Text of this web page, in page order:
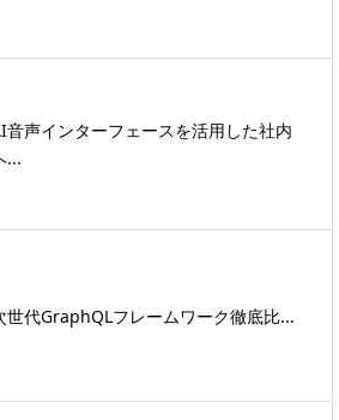
音声インターフェースを活用した社内
...
世代GraphQLフレームワーク徹底比...